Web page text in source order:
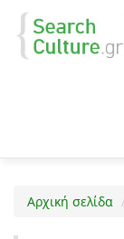
Αρχική σελίδα